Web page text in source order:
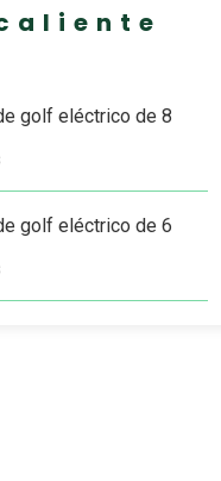
golf eléctrico de 8
golf eléctrico de 6